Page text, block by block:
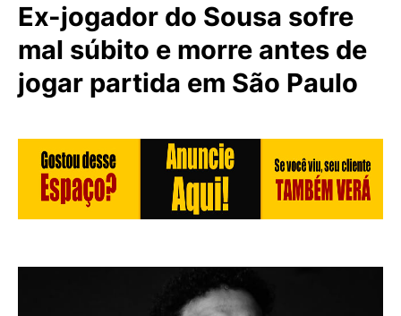
Ex-jogador do Sousa sofre
mal súbito e morre antes de
jogar partida em São Paulo